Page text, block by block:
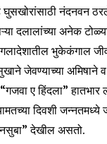
घुसखोरांसाठी नंदनवन
दलालांच्या अनेक टोळ्या
भुकेकंगाल
जेवण्याच्या अमिषाने व
ए हिंदला” हातभार
दिवशी
देखील असतो.